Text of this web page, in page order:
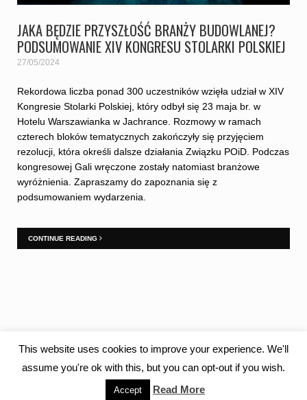
JAKA BĘDZIE PRZYSZŁOŚĆ BRANŻY BUDOWLANEJ?
PODSUMOWANIE XIV KONGRESU STOLARKI POLSKIEJ
27/05/2024
Rekordowa liczba ponad 300 uczestników wzięła udział w XIV
Kongresie Stolarki Polskiej, który odbył się 23 maja br. w
Hotelu Warszawianka w Jachrance. Rozmowy w ramach
czterech bloków tematycznych zakończyły się przyjęciem
rezolucji, która określi dalsze działania Związku POiD. Podczas
kongresowej Gali wręczone zostały natomiast branżowe
wyróżnienia. Zapraszamy do zapoznania się z
podsumowaniem wydarzenia.
CONTINUE READING
This website uses cookies to improve your experience. We'll
assume you're ok with this, but you can opt-out if you wish.
Accept Read More